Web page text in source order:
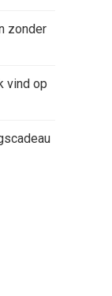
zonder
vind op